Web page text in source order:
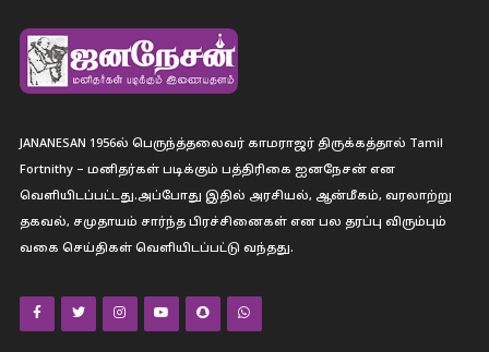
JANANESAN 1956ல் பெருந்த்தலைவர் காமராஜர் திருக்கத்தால் Tamil
Fortnithy – மனிதர்கள் படிக்கும் பத்திரிகை ஐனநேசன் என
வெளியிடப்பட்டது.அப்போது இதில் அரசியல், ஆன்மீகம், வரலாற்று
தகவல், சமுதாயம் சார்ந்த பிரச்சினைகள் என பல தரப்பு விரும்பும்
வகை செய்திகள் வெளியிடப்பட்டு வந்தது.